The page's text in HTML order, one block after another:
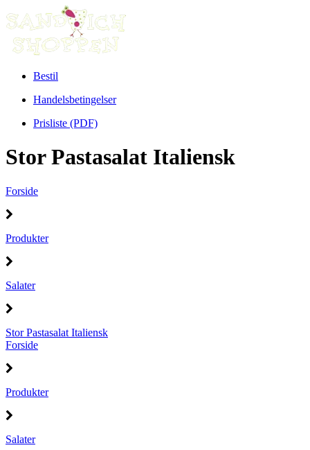
Bestil
Handelsbetingelser
Prisliste (PDF)
Stor Pastasalat Italiensk
Forside
Produkter
Salater
Stor Pastasalat Italiensk
Forside
Produkter
Salater